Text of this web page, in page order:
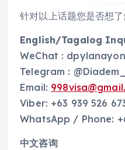
针对以上话题您是否想
English/Tagalog
WeChat : dpylanayon
Telegram :
Email:
Viber: +63 939 526
WhatsApp / Phone:
中文咨询